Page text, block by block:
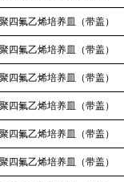
聚四氟乙烯培养皿（带盖）
聚四氟乙烯培养皿（带盖）
聚四氟乙烯培养皿（带盖）
聚四氟乙烯培养皿（带盖）
聚四氟乙烯培养皿（带盖）
聚四氟乙烯培养皿（带盖）